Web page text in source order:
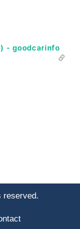
- goodcarinfo
reserved.